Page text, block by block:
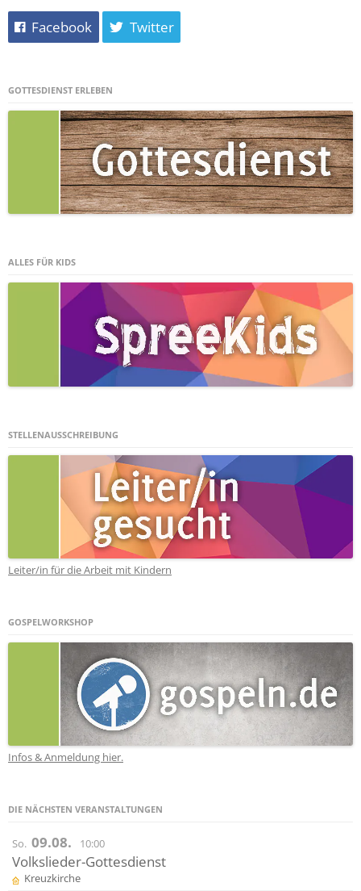
Facebook Twitter
GOTTESDIENST ERLEBEN
ALLES FÜR KIDS
STELLENAUSSCHREIBUNG
Leiter/in für die Arbeit mit Kindern
GOSPELWORKSHOP
Infos & Anmeldung hier.
DIE NÄCHSTEN VERANSTALTUNGEN
So. 09.08. 10:00
Volkslieder-Gottesdienst
Kreuzkirche